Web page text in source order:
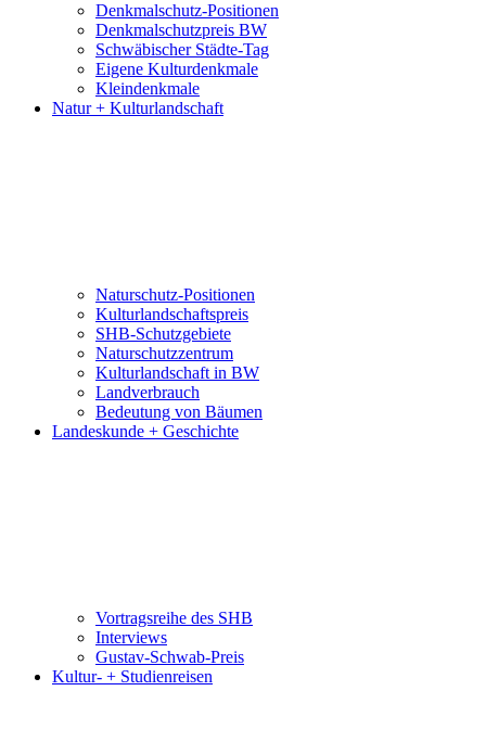
Denkmalschutz-Positionen
Denkmalschutzpreis BW
Schwäbischer Städte-Tag
Eigene Kulturdenkmale
Kleindenkmale
Natur + Kulturlandschaft
Naturschutz-Positionen
Kulturlandschaftspreis
SHB-Schutzgebiete
Naturschutzzentrum
Kulturlandschaft in BW
Landverbrauch
Bedeutung von Bäumen
Landeskunde + Geschichte
Vortragsreihe des SHB
Interviews
Gustav-Schwab-Preis
Kultur- + Studienreisen